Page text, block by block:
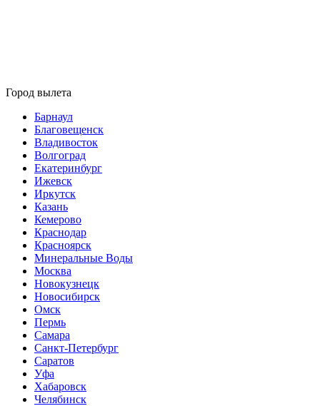
Город вылета
Барнаул
Благовещенск
Владивосток
Волгоград
Екатеринбург
Ижевск
Иркутск
Казань
Кемерово
Краснодар
Красноярск
Минеральные Воды
Москва
Новокузнецк
Новосибирск
Омск
Пермь
Самара
Санкт-Петербург
Саратов
Уфа
Хабаровск
Челябинск